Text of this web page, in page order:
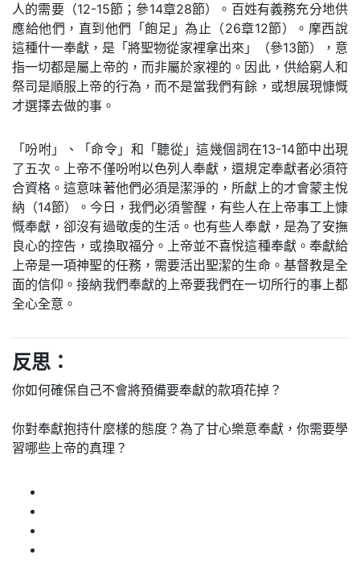
人的需要（12-15節；參14章28節）。百姓有義務充分地供
應給他們，直到他們「飽足」為止（26章12節）。摩西說
這種什一奉獻，是「將聖物從家裡拿出來」（參13節），意
指一切都是屬上帝的，而非屬於家裡的。因此，供給窮人和
祭司是順服上帝的行為，而不是當我們有餘，或想展現慷慨
才選擇去做的事。
「吩咐」、「命令」和「聽從」這幾個詞在13-14節中出現
了五次。上帝不僅吩咐以色列人奉獻，還規定奉獻者必須符
合資格。這意味著他們必須是潔淨的，所獻上的才會蒙主悅
納（14節）。今日，我們必須警醒，有些人在上帝事工上慷
慨奉獻，卻沒有過敬虔的生活。也有些人奉獻，是為了安撫
良心的控告，或換取福分。上帝並不喜悅這種奉獻。奉獻給
上帝是一項神聖的任務，需要活出聖潔的生命。基督教是全
面的信仰。接納我們奉獻的上帝要我們在一切所行的事上都
全心全意。
反思：
你如何確保自己不會將預備要奉獻的款項花掉？
你對奉獻抱持什麼樣的態度？為了甘心樂意奉獻，你需要學
習哪些上帝的真理？